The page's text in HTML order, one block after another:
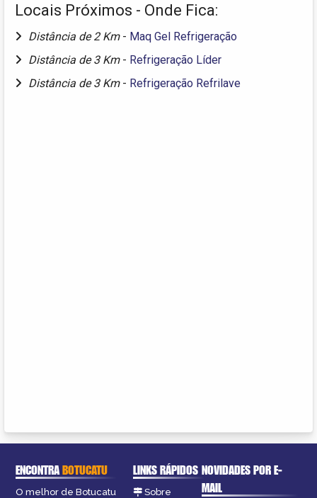
Locais Próximos - Onde Fica:
Distância de 2 Km - Maq Gel Refrigeração
Distância de 3 Km - Refrigeração Líder
Distância de 3 Km - Refrigeração Refrilave
ENCONTRABOTUCATU
O melhor de Botucatu
LINKS RÁPIDOS
Sobre
NOVIDADES POR E-
MAIL